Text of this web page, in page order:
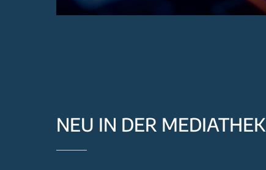
NEU IN DER MEDIATHEK